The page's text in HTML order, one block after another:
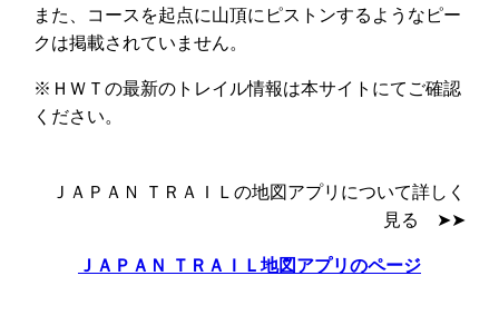
また、コースを起点に山頂にピストンするようなピー
クは掲載されていません。
※ＨＷＴの最新のトレイル情報は本サイトにてご確認
ください。
ＪＡＰＡＮ ＴＲＡＩＬの地図アプリについて詳しく
見る ➤➤
ＪＡＰＡＮ ＴＲＡＩＬ地図アプリのページ